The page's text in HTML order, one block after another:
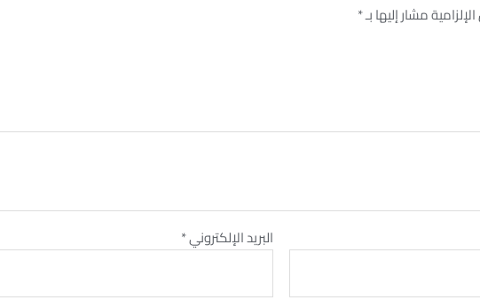
مشار إليها بـ*
البريد الإلكتروني*